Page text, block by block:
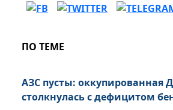
ПО ТЕМЕ
АЗС пусты: оккупированная
столкнулась с дефицитом